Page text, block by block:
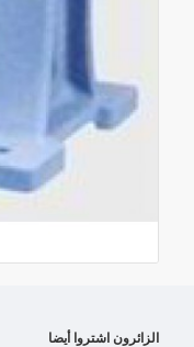
الزائرون اشتروا أيضا